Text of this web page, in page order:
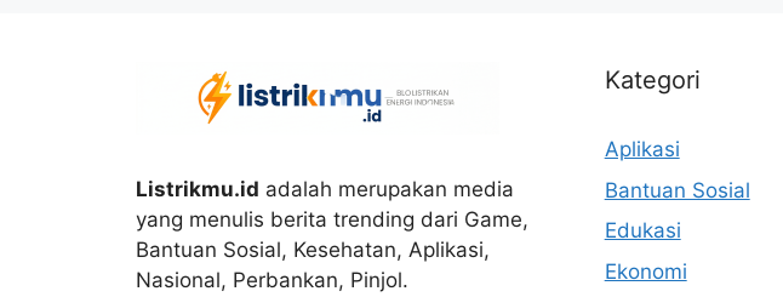
Listrikmu.id adalah merupakan media
yang menulis berita trending dari Game,
Bantuan Sosial, Kesehatan, Aplikasi,
Nasional, Perbankan, Pinjol.
Kategori
Aplikasi
Bantuan Sosial
Edukasi
Ekonomi